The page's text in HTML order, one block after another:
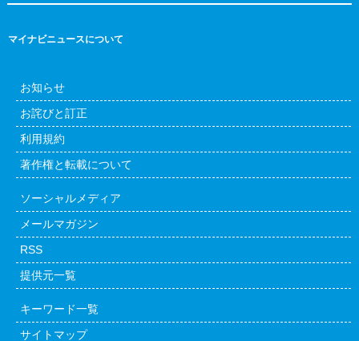
マイナビニュースについて
お知らせ
お詫びと訂正
利用規約
著作権と転載について
ソーシャルメディア
メールマガジン
RSS
提供元一覧
キーワード一覧
サイトマップ